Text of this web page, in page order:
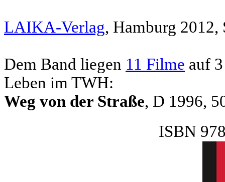
LAIKA-Verlag, Hamburg 2012,
Dem Band liegen 11 Filme auf
Leben im TWH:
Weg von der Straße, D 1996,
ISBN